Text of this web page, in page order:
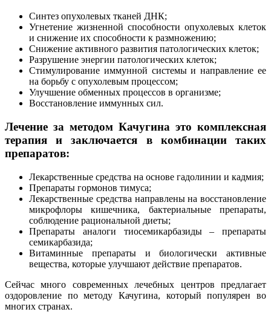
Синтез опухолевых тканей ДНК;
Угнетение жизненной способности опухолевых клеток
и снижение их способности к размножению;
Снижение активного развития патологических клеток;
Разрушение энергии патологических клеток;
Стимулирование иммунной системы и направление ее
на борьбу с опухолевым процессом;
Улучшение обменных процессов в организме;
Восстановление иммунных сил.
Лечение за методом Качугина это комплексная
терапия и заключается в комбинации таких
препаратов:
Лекарственные средства на основе гадолинии и кадмия;
Препараты гормонов тимуса;
Лекарственные средства направлены на восстановление
микрофлоры кишечника, бактериальные препараты,
соблюдение рациональной диеты;
Препараты аналоги тиосемикарбазиды – препараты
семикарбазида;
Витаминные препараты и биологически активные
вещества, которые улучшают действие препаратов.
Сейчас много современных лечебных центров предлагает
оздоровление по методу Качугина, который популярен во
многих странах.